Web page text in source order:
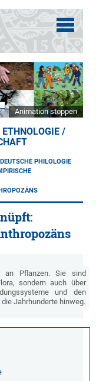
Animation stoppen
ETHNOLOGIE /
PHILOLOGIE
an Pflanzen. Sie sind
sondern auch über
und den
Jahrhunderte hinweg.